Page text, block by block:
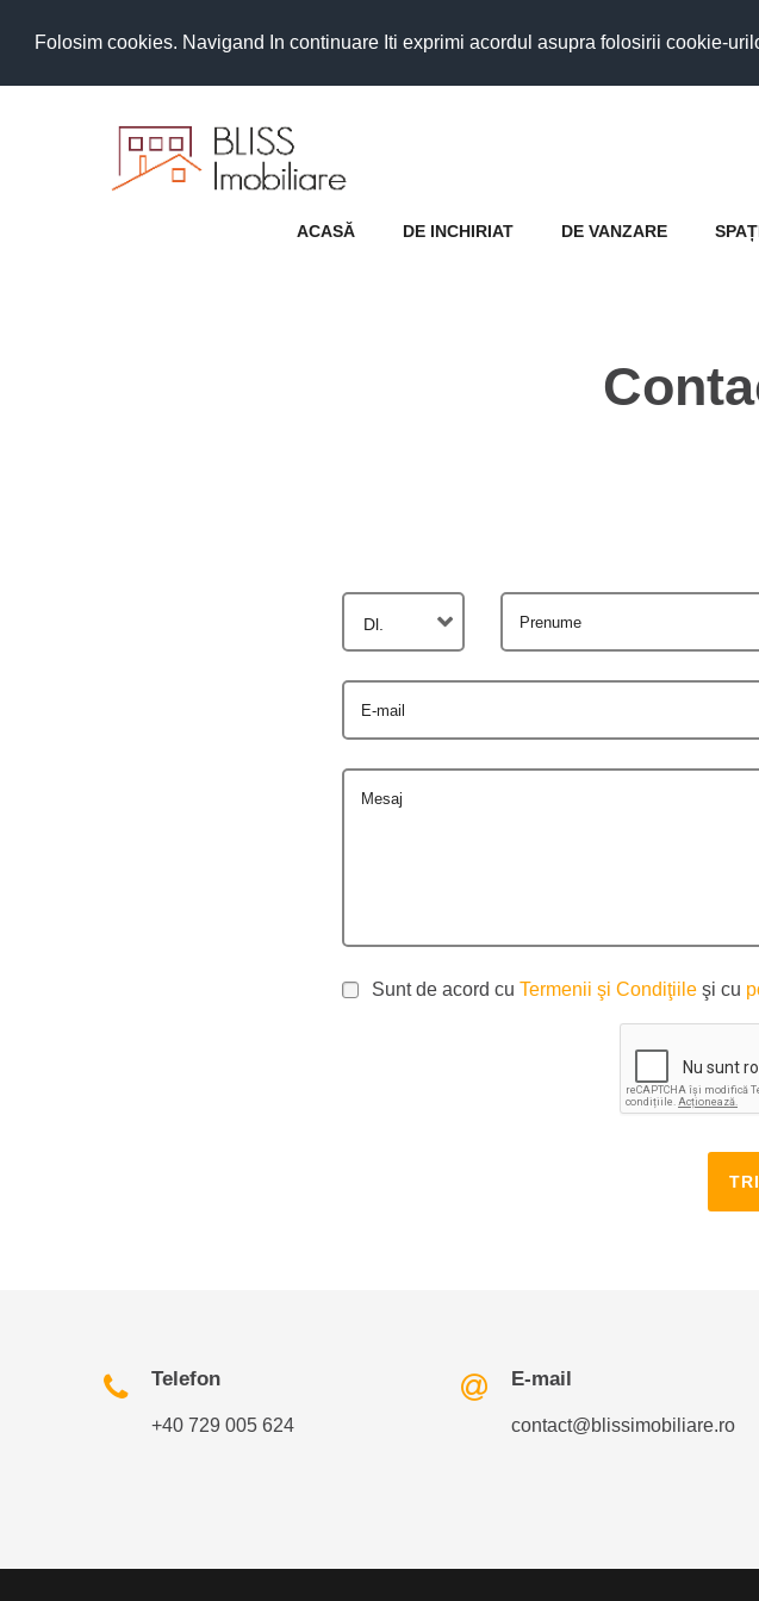
Folosim cookies. Navigand In continuare Iti exprimi acordul asupra folosirii cookie-
ACASĂ DE INCHIRIAT DE VANZARE
Dl. Prenume
E-mail
Mesaj
Sunt de acord cu Termenii şi Condiţiile şi cu
Telefon
+40 729 005 624
E-mail
contact@blissimobiliare.ro